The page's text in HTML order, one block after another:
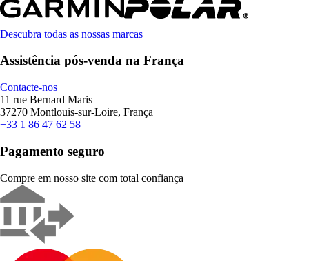
Descubra todas as nossas marcas
Assistência pós-venda na França
Contacte-nos
11 rue Bernard Maris
37270 Montlouis-sur-Loire, França
+33 1 86 47 62 58
Pagamento seguro
Compre em nosso site com total confiança